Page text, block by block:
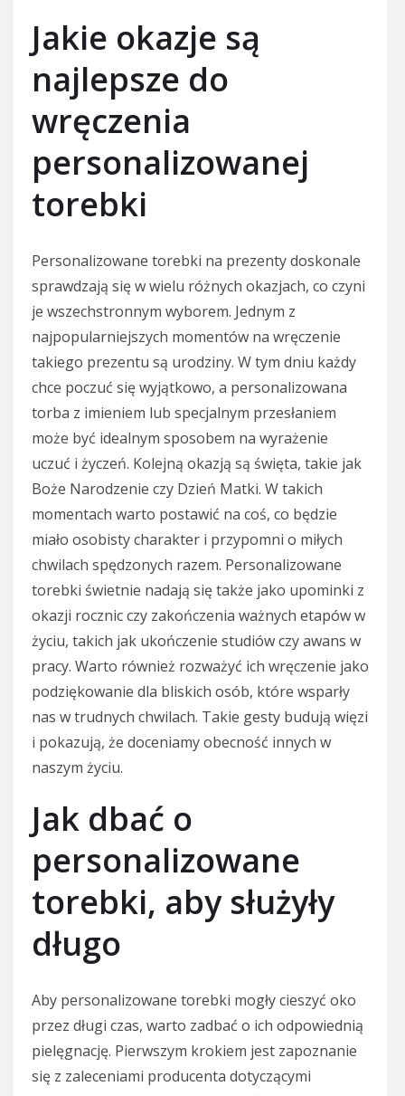
Jakie okazje są
najlepsze do
wręczenia
personalizowanej
torebki
Personalizowane torebki na prezenty doskonale
sprawdzają się w wielu różnych okazjach, co czyni
je wszechstronnym wyborem. Jednym z
najpopularniejszych momentów na wręczenie
takiego prezentu są urodziny. W tym dniu każdy
chce poczuć się wyjątkowo, a personalizowana
torba z imieniem lub specjalnym przesłaniem
może być idealnym sposobem na wyrażenie
uczuć i życzeń. Kolejną okazją są święta, takie jak
Boże Narodzenie czy Dzień Matki. W takich
momentach warto postawić na coś, co będzie
miało osobisty charakter i przypomni o miłych
chwilach spędzonych razem. Personalizowane
torebki świetnie nadają się także jako upominki z
okazji rocznic czy zakończenia ważnych etapów w
życiu, takich jak ukończenie studiów czy awans w
pracy. Warto również rozważyć ich wręczenie jako
podziękowanie dla bliskich osób, które wsparły
nas w trudnych chwilach. Takie gesty budują więzi
i pokazują, że doceniamy obecność innych w
naszym życiu.
Jak dbać o
personalizowane
torebki, aby służyły
długo
Aby personalizowane torebki mogły cieszyć oko
przez długi czas, warto zadbać o ich odpowiednią
pielęgnację. Pierwszym krokiem jest zapoznanie
się z zaleceniami producenta dotyczącymi